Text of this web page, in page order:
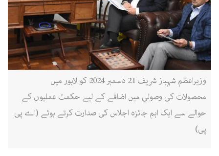
وزیراعظم شہباز شریف 21 دسمبر 2024 کو لاہور میں
محصولات کی وصولی میں اضافے کے لیے حکمت عملیوں کے
حوالے سے ایک اہم جائزہ اجلاس کی صدارت کرتے ہوئے (اے پی
پی)